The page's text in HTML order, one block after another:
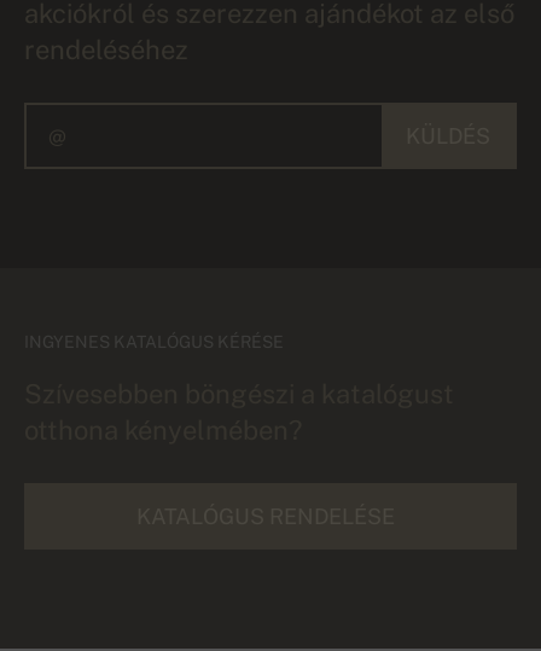
akciókról és szerezzen ajándékot az első
rendeléséhez
INGYENES KATALÓGUS KÉRÉSE